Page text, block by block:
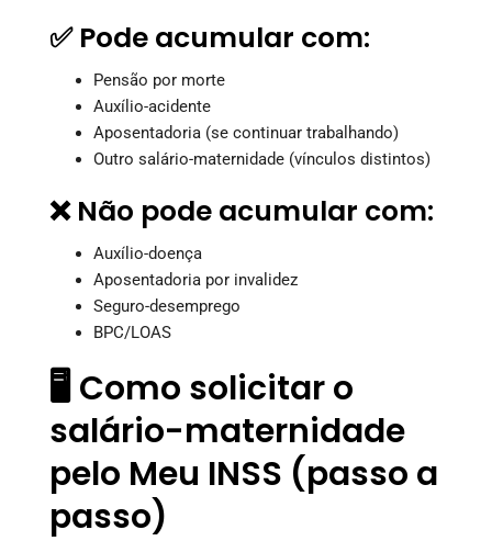
✅ Pode acumular com:
Pensão por morte
Auxílio-acidente
Aposentadoria (se continuar trabalhando)
Outro salário-maternidade (vínculos distintos)
❌ Não pode acumular com:
Auxílio-doença
Aposentadoria por invalidez
Seguro-desemprego
BPC/LOAS
🖥️ Como solicitar o
salário-maternidade
pelo Meu INSS (passo a
passo)